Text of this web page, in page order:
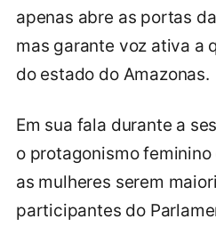
apenas abre as portas
mas garante voz ativa a
do estado do Amazonas.
Em sua fala durante a
o protagonismo
as mulheres serem
participantes do